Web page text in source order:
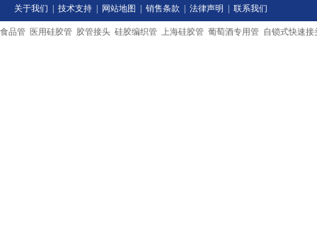
关于我们 技术支持 网站地图 销售条款 法律声明 联系我们
食品管 医用硅胶管 胶管接头 硅胶编织管 上海硅胶管 葡萄酒专用管 自锁式快速接